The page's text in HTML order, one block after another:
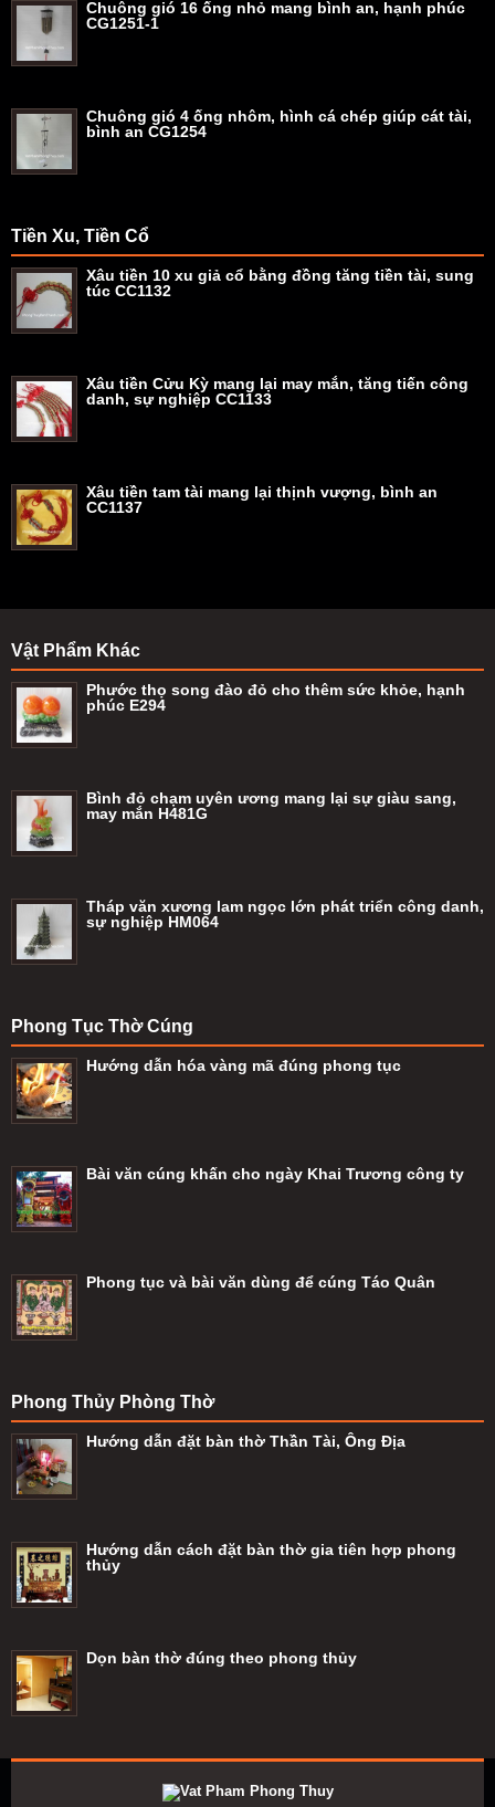
Chuông gió 16 ống nhỏ mang bình an, hạnh phúc
CG1251-1
Chuông gió 4 ống nhôm, hình cá chép giúp cát tài,
bình an CG1254
Tiền Xu, Tiền Cổ
Xâu tiền 10 xu giả cổ bằng đồng tăng tiền tài, sung
túc CC1132
Xâu tiền Cửu Kỳ mang lại may mắn, tăng tiến công
danh, sự nghiệp CC1133
Xâu tiền tam tài mang lại thịnh vượng, bình an
CC1137
Vật Phẩm Khác
Phước thọ song đào đỏ cho thêm sức khỏe, hạnh
phúc E294
Bình đỏ chạm uyên ương mang lại sự giàu sang,
may mắn H481G
Tháp văn xương lam ngọc lớn phát triển công danh,
sự nghiệp HM064
Phong Tục Thờ Cúng
Hướng dẫn hóa vàng mã đúng phong tục
Bài văn cúng khấn cho ngày Khai Trương công ty
Phong tục và bài văn dùng để cúng Táo Quân
Phong Thủy Phòng Thờ
Hướng dẫn đặt bàn thờ Thần Tài, Ông Địa
Hướng dẫn cách đặt bàn thờ gia tiên hợp phong
thủy
Dọn bàn thờ đúng theo phong thủy